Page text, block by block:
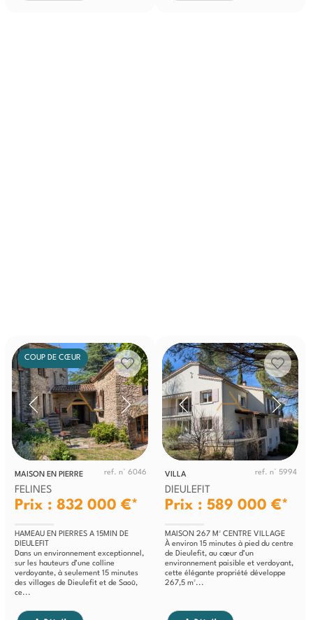
COUP DE CŒUR
MAISON EN PIERRE ref. n° 6046
FELINES
Prix : 832 000 €*
HAMEAU EN PIERRES A 15MIN DE
DIEULEFIT
Dans un environnement exceptionnel,
sur les hauteurs d’une colline
verdoyante, à seulement 15 minutes
des villages de Dieulefit et de Saoû,
ce...
VILLA ref. n° 5994
DIEULEFIT
Prix : 589 000 €*
MAISON 267 M² CENTRE VILLAGE
À environ 15 minutes à pied du centre
de Dieulefit, au cœur d’un
environnement paisible et verdoyant,
cette élégante propriété développe
267,5 m²...